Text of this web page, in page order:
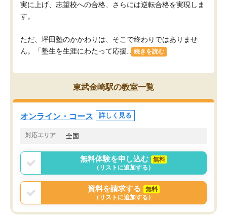
実に上げ、志望校への合格、さらには逆転合格を実現しま
す。
ただ、坪田塾のかかわりは、そこで終わりではありませ
ん。「塾生を生涯にわたって応援...
続きを読む
東武金崎駅の教室一覧
オンライン・コース 詳しく見る
対応エリア 全国
無料体験を申し込む
無料
（リストに追加する）
資料を請求する
無料
（リストに追加する）